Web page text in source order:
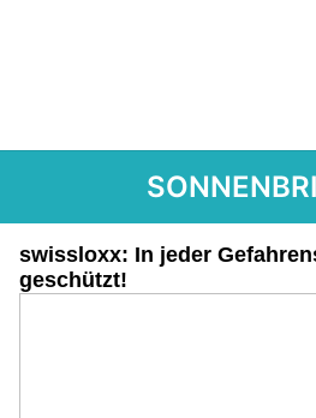
swissloxx: In jeder
geschützt!